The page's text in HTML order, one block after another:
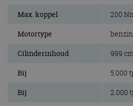
Max. koppel 200
Motortype
Cilinderinhoud 999
Bij 5.000
Bij 2.000